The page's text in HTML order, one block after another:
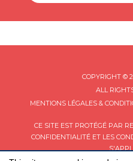
COPYRIGHT ©
ALL
MENTIONS LÉGALES &
CE SITE EST PROTÉGÉ PAR
CONFIDENTIALITÉET LES